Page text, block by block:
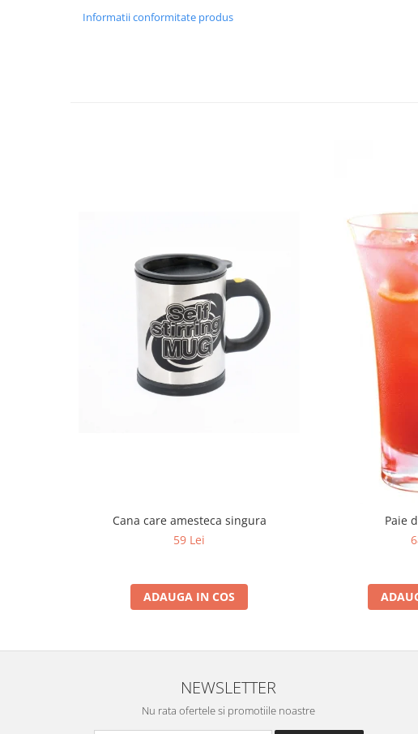
Informatii conformitate produs
Cana care amesteca singura
59 Lei
ADAUGA IN COS
Paie
NEWSLETTER
Nu rata ofertele si promotiile noastre